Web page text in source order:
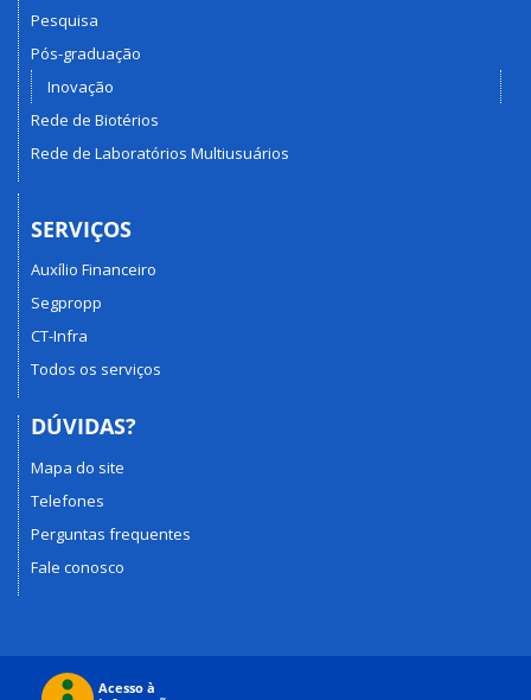
Pesquisa
Pós-graduação
Inovação
Rede de Biotérios
Rede de Laboratórios Multiusuários
SERVIÇOS
Auxílio Financeiro
Segpropp
CT-Infra
Todos os serviços
DÚVIDAS?
Mapa do site
Telefones
Perguntas frequentes
Fale conosco